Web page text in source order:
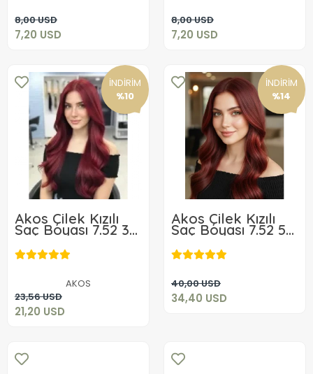
8,00 USD
7,20 USD
8,00 USD
7,20 USD
İNDİRİM
%10
Akos Çilek Kızılı
Saç Boyası 7.52 3
Adet + 3 Adet
Oksidan
AKOS
23,56 USD
21,20 USD
21,20 USD
Sepete Ekle
İNDİRİM
%14
Akos Çilek Kızılı
Saç Boyası 7.52 5
Adet +5Adet
Oksidan
40,00 USD
34,40 USD
34,40 USD